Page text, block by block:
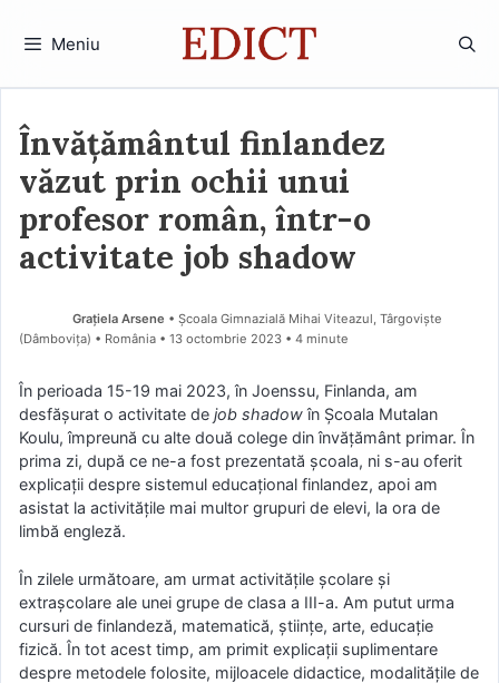
Meniu
Învățământul finlandez
văzut prin ochii unui
profesor român, într-o
activitate job shadow
Grațiela Arsene • Școala Gimnazială Mihai Viteazul, Târgoviște
(Dâmboviţa) • România
13 octombrie 2023 • 4 minute
În perioada 15-19 mai 2023, în Joenssu, Finlanda, am
desfășurat o activitate de job shadow în Școala Mutalan
Koulu, împreună cu alte două colege din învățământ primar. În
prima zi, după ce ne-a fost prezentată școala, ni s-au oferit
explicații despre sistemul educațional finlandez, apoi am
asistat la activitățile mai multor grupuri de elevi, la ora de
limbă engleză.
În zilele următoare, am urmat activitățile școlare și
extrașcolare ale unei grupe de clasa a III-a. Am putut urma
cursuri de finlandeză, matematică, științe, arte, educație
fizică. În tot acest timp, am primit explicații suplimentare
despre metodele folosite, mijloacele didactice, modalitățile de